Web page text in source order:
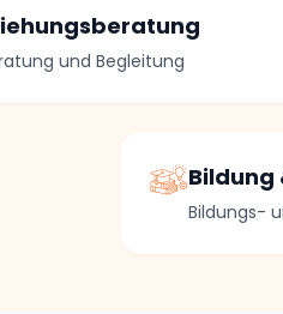
und Begleitung
Bildung
Bildungs-